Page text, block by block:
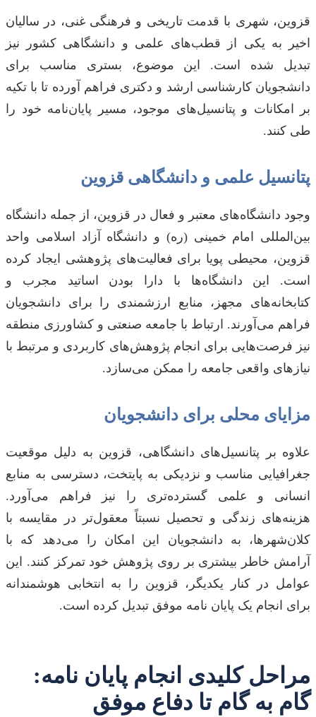
قزوین، شهری با قدمت تاریخی و فرهنگی غنی، در سالیان
اخیر به یکی از قطب‌های علمی و دانشگاهی کشور نیز
تبدیل شده است. این موضوع، بستری مناسب برای
دانشجویان کارشناسی ارشد و دکتری فراهم آورده تا با تکیه
بر امکانات و پتانسیل‌های موجود، مسیر پایان‌نامه خود را
طی کنند.
پتانسیل علمی و دانشگاهی قزوین
وجود دانشگاه‌های معتبر و فعال در قزوین، از جمله دانشگاه
بین‌المللی امام خمینی (ره) و دانشگاه آزاد اسلامی واحد
قزوین، محیطی پویا برای فعالیت‌های پژوهشی ایجاد کرده
است. این دانشگاه‌ها با دارا بودن اساتید مجرب و
کتابخانه‌های مجهز، منابع ارزشمندی را برای دانشجویان
فراهم می‌آورند. ارتباط با جامعه صنعتی و کشاورزی منطقه
نیز فرصت‌هایی برای انجام پژوهش‌های کاربردی و مرتبط با
نیازهای واقعی جامعه را ممکن می‌سازد.
مزایای محلی برای دانشجویان
علاوه بر پتانسیل‌های دانشگاهی، قزوین به دلیل موقعیت
جغرافیایی مناسب و نزدیکی به پایتخت، دسترسی به منابع
انسانی و علمی گسترده‌تری را نیز فراهم می‌آورد.
هزینه‌های زندگی و تحصیل نسبتاً معقول‌تر در مقایسه با
کلان‌شهرها، به دانشجویان این امکان را می‌دهد که با
آرامش خاطر بیشتری بر روی پژوهش خود تمرکز کنند. این
عوامل در کنار یکدیگر، قزوین را به انتخابی هوشمندانه
برای انجام یک پایان نامه موفق تبدیل کرده است.
مراحل کلیدی انجام پایان نامه:
گام به گام تا دفاع موفق